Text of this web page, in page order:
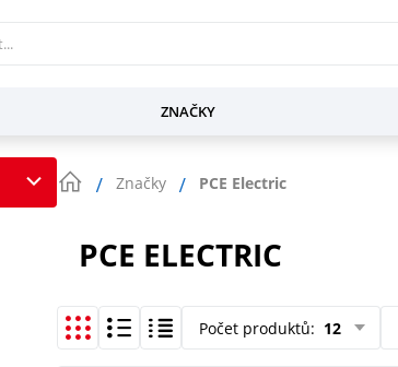
ZNAČKY
Značky PCE Electric
PCE ELECTRIC
Počet produktů: 12